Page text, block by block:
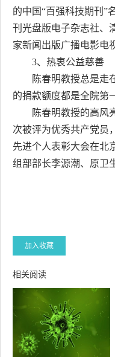
的中国“百强科技期刊”
刊光盘版电子杂志社、
家新闻出版广播电影电
3、热衷公益慈善
陈春明教授总是走在
的捐款额度都是全院第
陈春明教授的高风亮
次被评为优秀共产党员
先进个人表彰大会在北
组部部长李源潮、原卫
加入收藏
相关阅读